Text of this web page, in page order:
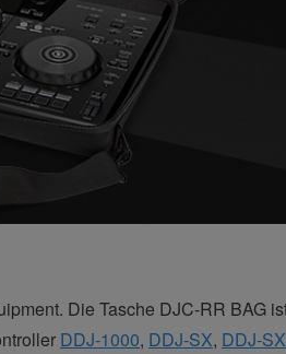
Die Tasche DJC-RR BAG
DDJ-1000, DDJ-SX, DDJ-